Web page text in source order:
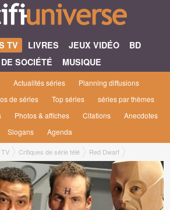
TV LIVRES JEUX VIDÉO
BD
SOCIÉTÉ
MUSIQUE
Actualités séries
Planning diffusions
de séries Top séries
séries par thèmes
Photos & affiches Citations
Anecdotes
Slogans
Agenda
Critiques de série télé
Red Dwarf